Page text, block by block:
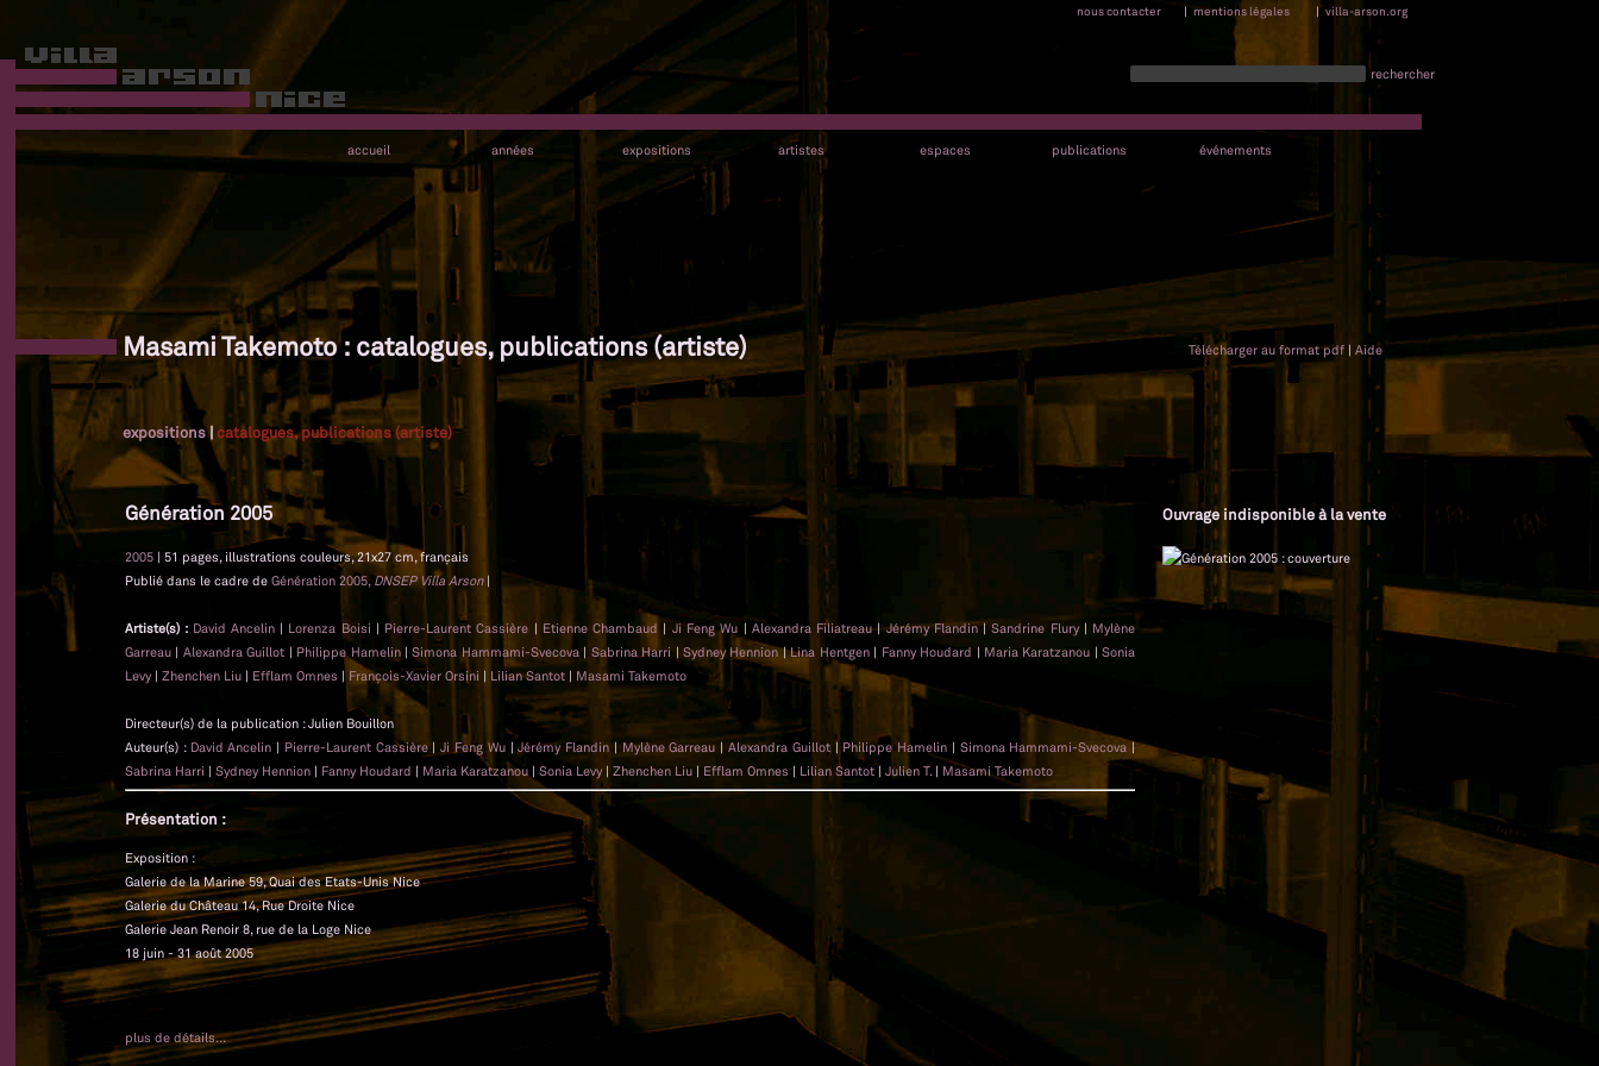
nous contacter | mentions légales | villa-arson.org
rechercher
accueil années expositions artistes espaces publications événements
Masami Takemoto : catalogues, publications (artiste) Télécharger au format pdf | Aide
expositions|catalogues, publications (artiste)
Génération 2005 Ouvrage indisponible à la vente
2005 | 51 pages, illustrations couleurs, 21x27 cm, français
Publié dans le cadre de Génération 2005,DNSEP Villa Arson|
Artiste(s) : David Ancelin| Lorenza Boisi | Pierre-Laurent Cassière | Etienne Chambaud | Ji Feng Wu | Alexandra Filiatreau|Jérémy Flandin|Sandrine Flury| Mylène
Garreau | Alexandra Guillot | Philippe Hamelin|Simona Hammami-Svecova| Sabrina Harri |Sydney Hennion|Lina Hentgen| Fanny Houdard | Maria Karatzanou |Sonia
Levy| Zhenchen Liu | Efflam Omnes | François-Xavier Orsini | Lilian Santot | Masami Takemoto
Directeur(s) de la publication : Julien Bouillon
Auteur(s) : David Ancelin | Pierre-Laurent Cassière |Ji Feng Wu |Jérémy Flandin |Mylène Garreau | Alexandra Guillot |Philippe Hamelin | Simona Hammami-Svecova|
Sabrina Harri | Sydney Hennion | Fanny Houdard | Maria Karatzanou | Sonia Levy | Zhenchen Liu | Efflam Omnes | Lilian Santot| Julien T. | Masami Takemoto
Présentation :
Exposition :
Galerie de la Marine 59, Quai des Etats-Unis Nice
Galerie du Château 14, Rue Droite Nice
Galerie Jean Renoir 8, rue de la Loge Nice
18 juin - 31 août 2005
plus de détails...